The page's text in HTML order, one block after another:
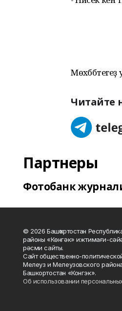
Читайте
Партнеры
Фотобанк
© 2026 Башҡортостан
районы «Көнгәк» ижтимағи-
рәсми сайты.
Сайт общественно-
Мелеуз и Мелеузовского
Башкортостан «Конгэк».
Об использовании